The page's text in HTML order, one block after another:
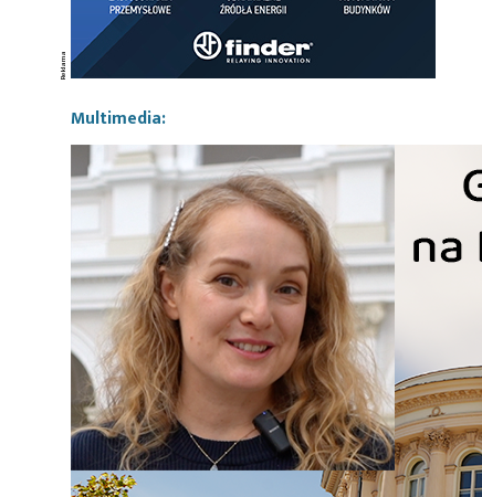
Multimedia: